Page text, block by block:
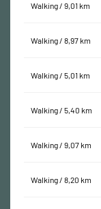
Walking / 9,01 km
Walking / 8,97 km
Walking / 5,01 km
Walking / 5,40 km
Walking / 9,07 km
Walking / 8,20 km